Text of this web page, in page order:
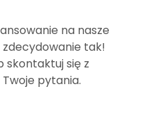
na nasze
zdecydowanie tak!
skontaktuj się z
pytania.